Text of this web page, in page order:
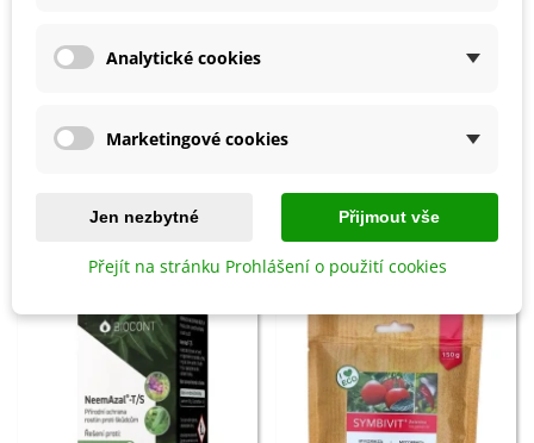
přihnojovat ji můžete vermikompostem,
či
Analytické cookies
Marketingové cookies
Jen nezbytné Přijmout vše
Přejít na stránku Prohlášení o použití cookies